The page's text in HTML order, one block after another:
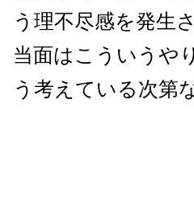
う理不尽感を発生
当面はこういうや
う考えている次第